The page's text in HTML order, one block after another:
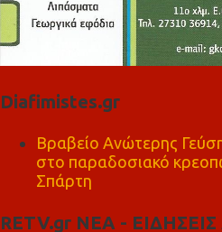
Diafimistes.gr
Βραβείο Ανώτερης
στο παραδοσιακό
Σπάρτη
RETV.gr ΝΕΑ -